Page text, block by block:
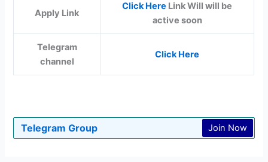
Apply Link
Click Here Link Will will be
active soon
Telegram
channel
Click Here
Telegram Group Join Now